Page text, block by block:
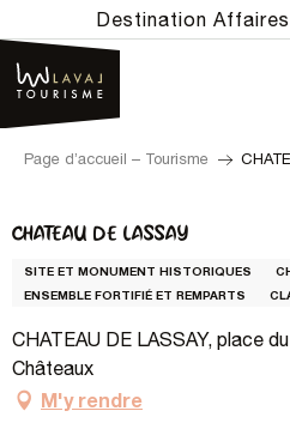
au
contenu
principal
Destination Affaires
Page d’accueil – Tourisme
CHATEAU DE LASSAY
SITE ET MONUMENT HISTORIQUES
ENSEMBLE FORTIFIÉ ET REMPARTS
CHATEAU DE LASSAY, place
Châteaux
M'y rendre